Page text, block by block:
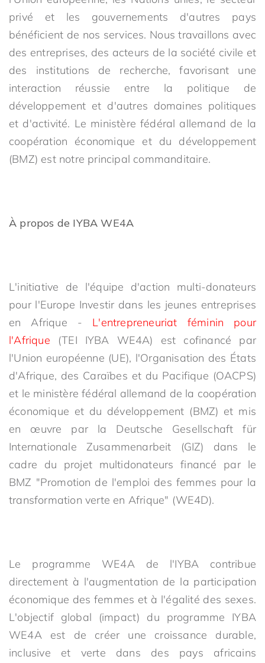
privé et les gouvernements d'autres pays
bénéficient de nos services. Nous travaillons avec
des entreprises, des acteurs de la société civile et
des institutions de recherche, favorisant une
interaction réussie entre la politique de
développement et d'autres domaines politiques
et d'activité. Le ministère fédéral allemand de la
coopération économique et du développement
(BMZ) est notre principal commanditaire.
À propos de IYBA WE4A
L'initiative de l'équipe d'action multi-donateurs
pour l'Europe Investir dans les jeunes entreprises
en Afrique - L'entrepreneuriat féminin pour
l'Afrique (TEI IYBA WE4A) est cofinancé par
l'Union européenne (UE), l'Organisation des États
d'Afrique, des Caraïbes et du Pacifique (OACPS)
et le ministère fédéral allemand de la coopération
économique et du développement (BMZ) et mis
en œuvre par la Deutsche Gesellschaft für
Internationale Zusammenarbeit (GIZ) dans le
cadre du projet multidonateurs financé par le
BMZ "Promotion de l'emploi des femmes pour la
transformation verte en Afrique" (WE4D).
Le programme WE4A de l'IYBA contribue
directement à l'augmentation de la participation
économique des femmes et à l'égalité des sexes.
L'objectif global (impact) du programme IYBA
WE4A est de créer une croissance durable,
inclusive et verte dans des pays africains